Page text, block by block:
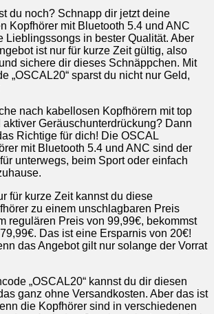
du noch? Schnapp dir jetzt deine
Kopfhörer mit Bluetooth 5.4 und ANC
Lieblingssongs in bester Qualität. Aber
ist nur für kurze Zeit gültig, also
sichere dir dieses Schnäppchen. Mit
„OSCAL20“ sparst du nicht nur Geld,
nach kabellosen Kopfhörern mit top
Geräuschunterdrückung? Dann
Richtige für dich! Die OSCAL
mit Bluetooth 5.4 und ANC sind der
unterwegs, beim Sport oder einfach
für kurze Zeit kannst du diese
zu einem unschlagbaren Preis
regulären Preis von 99,99€, bekommst
Das ist eine Ersparnis von 20€!
das Angebot gilt nur solange der Vorrat
„OSCAL20“ kannst du dir diesen
ganz ohne Versandkosten. Aber das ist
die Kopfhörer sind in verschiedenen